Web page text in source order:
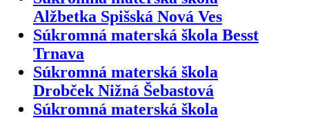
Alžbetka Spišská Nová Ves
Súkromná materská škola Besst
Trnava
Súkromná materská škola
Drobček Nižná Šebastová
Súkromná materská škola